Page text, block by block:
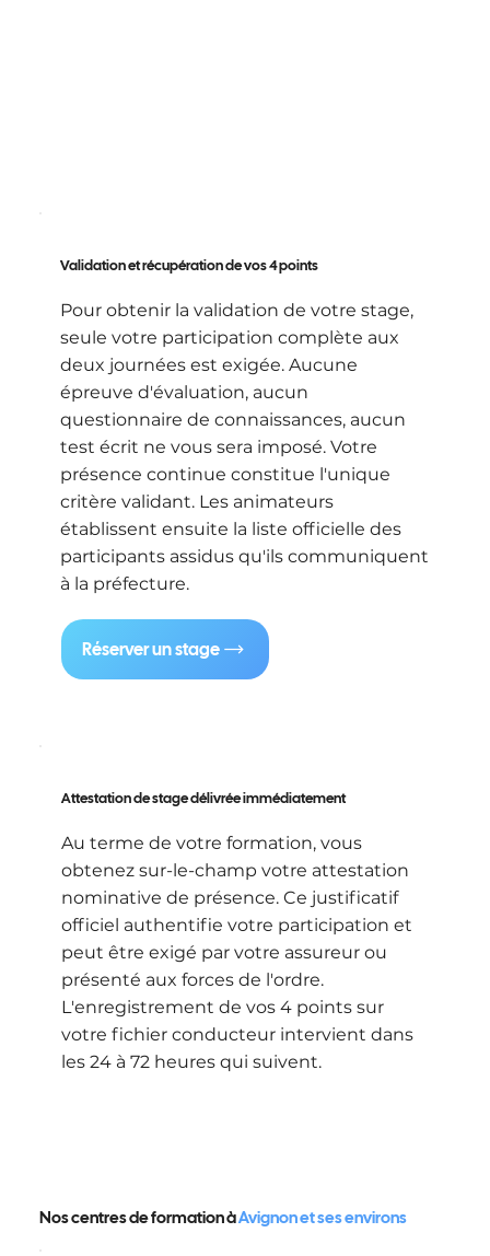
Validation et récupération de vos 4 points
Pour obtenir la validation de votre stage,
seule votre participation complète aux
deux journées est exigée. Aucune
épreuve d'évaluation, aucun
questionnaire de connaissances, aucun
test écrit ne vous sera imposé. Votre
présence continue constitue l'unique
critère validant. Les animateurs
établissent ensuite la liste officielle des
participants assidus qu'ils communiquent
à la préfecture.
Réserver un stage
Attestation de stage délivrée immédiatement
Au terme de votre formation, vous
obtenez sur-le-champ votre attestation
nominative de présence. Ce justificatif
officiel authentifie votre participation et
peut être exigé par votre assureur ou
présenté aux forces de l'ordre.
L'enregistrement de vos 4 points sur
votre fichier conducteur intervient dans
les 24 à 72 heures qui suivent.
Nos centres de formation àAvignon et ses environs